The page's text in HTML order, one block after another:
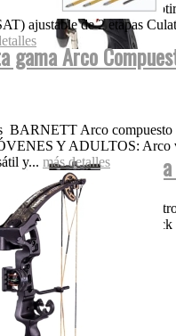
FUL AUTO
High Performance, Ultra
Body Bolt Out
and...más detalles
Silent Cat Breakbarrel
ajustable de 2 etapas
gama Arco
BARNETT Arco
Y ADULTOS: Arco
y... más detalles